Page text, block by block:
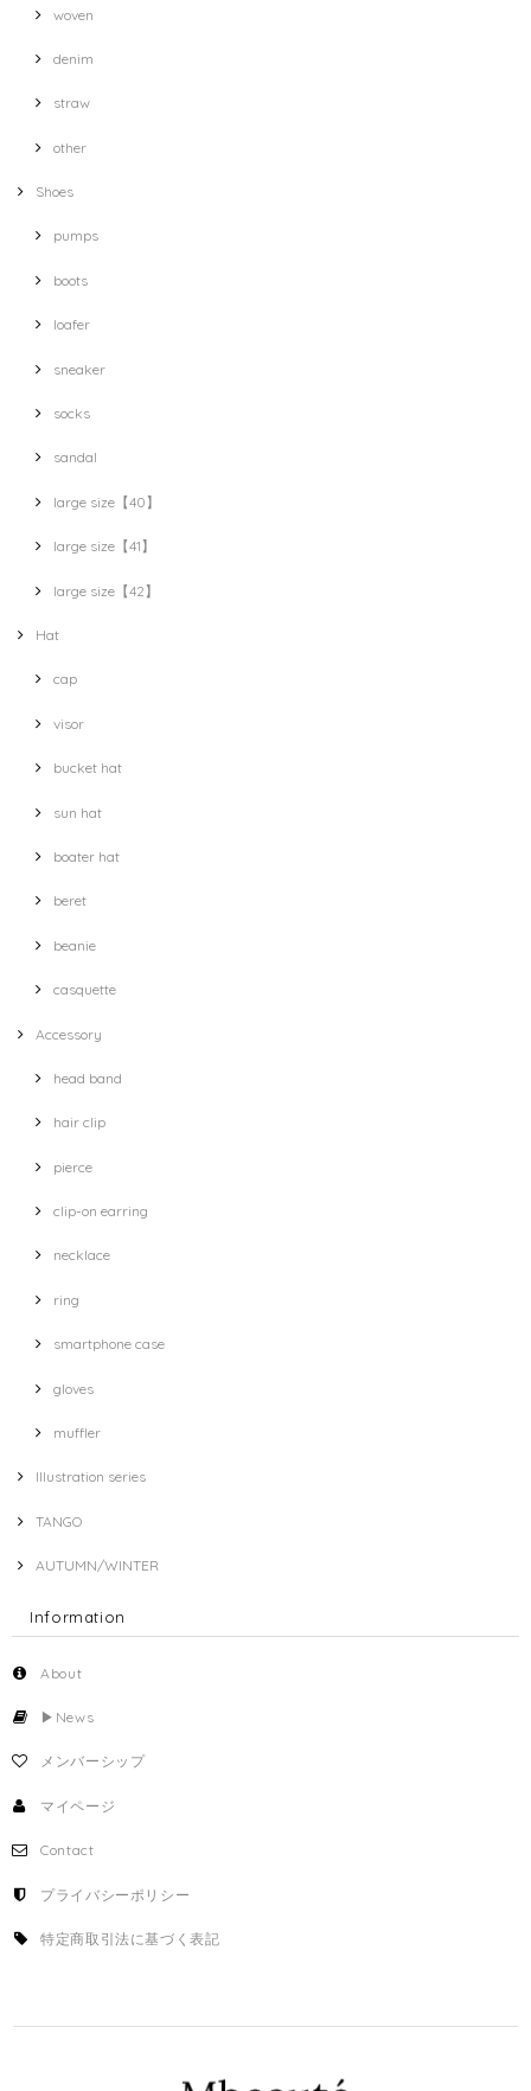
woven
denim
straw
other
Shoes
pumps
boots
loafer
sneaker
socks
sandal
large size【40】
large size【41】
large size【42】
Hat
cap
visor
bucket hat
sun hat
boater hat
beret
beanie
casquette
Accessory
head band
hair clip
pierce
clip-on earring
necklace
ring
smartphone case
gloves
muffler
Illustration series
TANGO
AUTUMN/WINTER
Information
About
▶︎News
メンバーシップ
マイページ
Contact
プライバシーポリシー
特定商取引法に基づく表記